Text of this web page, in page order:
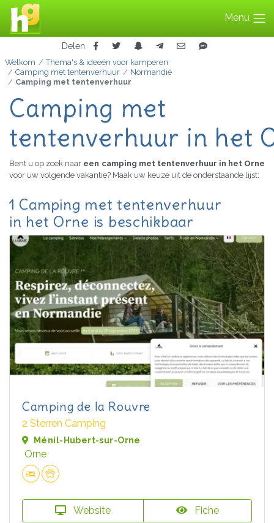
Menu
Delen
Welkom
Thema's & ideeën voor kamperen
Camping met tentenverhuur
Normandië
Camping met tentenverhuur
Camping met
tentenverhuur in het
Bent u op zoek naar een camping met tentenverhuur in het Orne
voor uw volgende vakantie? Maak uw keuze uit de onderstaande lijst:
1 Camping met tentenverhuur
in het Orne is beschikbaar
Camping de la Rouvre
2 Sterren Camping
Ménil-Hubert-sur-Orne
Orne
Website Fiche